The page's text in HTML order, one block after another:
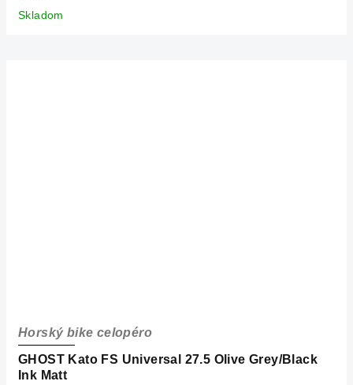
Skladom
GHOST Kato FS Universal 27.5 Olive Grey/Black
Ink Matt
Horský bike celopéro